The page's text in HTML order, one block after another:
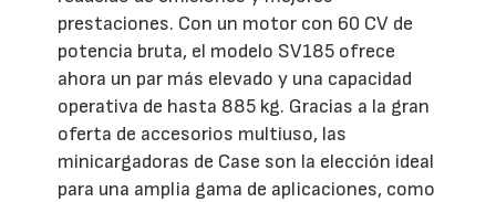
prestaciones. Con un motor con 60 CV de
potencia bruta, el modelo SV185 ofrece
ahora un par más elevado y una capacidad
operativa de hasta 885 kg. Gracias a la gran
oferta de accesorios multiuso, las
minicargadoras de Case son la elección ideal
para una amplia gama de aplicaciones, como